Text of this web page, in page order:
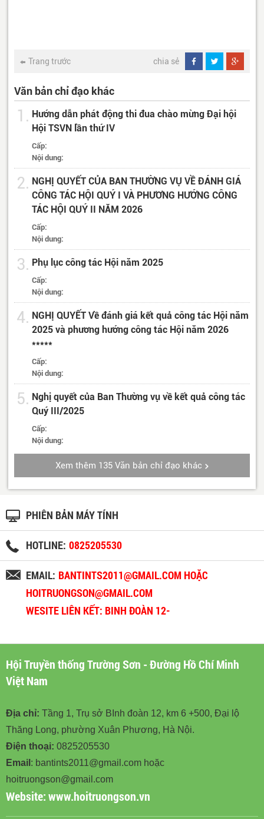
Trang trước chia sẻ
Văn bản chỉ đạo khác
1. Hướng dẫn phát động thi đua chào mừng Đại hội
Hội TSVN lần thứ IV
Cấp:
Nội dung:
2. NGHỊ QUYẾT CỦA BAN THƯỜNG VỤ VỀ ĐÁNH GIÁ
CÔNG TÁC HỘI QUÝ I VÀ PHƯƠNG HƯỚNG CÔNG
TÁC HỘI QUÝ II NĂM 2026
Cấp:
Nội dung:
3. Phụ lục công tác Hội năm 2025
Cấp:
Nội dung:
4. NGHỊ QUYẾT Về đánh giá kết quả công tác Hội năm
2025 và phương hướng công tác Hội năm 2026
*****
Cấp:
Nội dung:
5. Nghị quyết của Ban Thường vụ về kết quả công tác
Quý III/2025
Cấp:
Nội dung:
Xem thêm 135 Văn bản chỉ đạo khác
PHIÊN BẢN MÁY TÍNH
HOTLINE: 0825205530
EMAIL: BANTINTS2011@GMAIL.COM HOẶC
HOITRUONGSON@GMAIL.COM
WESITE LIÊN KẾT: BINH ĐOÀN 12-
Hội Truyền thống Trường Sơn - Đường Hồ Chí Minh
Việt Nam
Địa chỉ: Tầng 1, Trụ sở BInh đoàn 12, km 6 +500, Đại lộ
Thăng Long, phường Xuân Phương, Hà Nội.
Điện thoại: 0825205530
Email : bantints2011@gmail.com hoặc
hoitruongson@gmail.com
Website:www.hoitruongson.vn